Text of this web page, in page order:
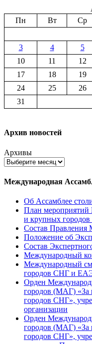
Пн
Вт Ср
3
4 5
10
11 12
17
18 19
24
25 26
31
Архив новостей
Архивы
Международная
Об Ассамблее
План мероприятий
и крупных
Состав
Положение об
Состав
Международный
Международный
городов СНГ и
Орден
городов (МАГ) «За
городов СНГ»,
организации
Орден
городов (МАГ) «За
городов СНГ»,